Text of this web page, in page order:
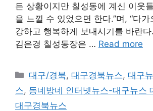
든 상황이지만 칠성동에 계신 이웃
을 느낄 수 있었으면 한다.”며, “다
강하고 행복하게 보내시기를 바란다
김은경 칠성동장은 … Read more
Categories
대구/경북,대구경북뉴스,대구
스, 동네방네 인터넷뉴스-대구뉴스
대구경북뉴스